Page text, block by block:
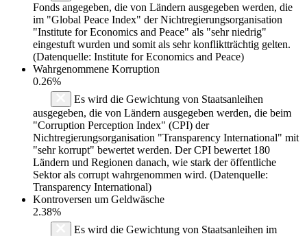
Fonds angegeben, die von Ländern ausgegeben werden, die
im "Global Peace Index" der Nichtregierungsorganisation
"Institute for Economics and Peace" als "sehr niedrig"
eingestuft wurden und somit als sehr konfliktträchtig gelten.
(Datenquelle: Institute for Economics and Peace)
Wahrgenommene Korruption
0.26%
Es wird die Gewichtung von Staatsanleihen
ausgegeben, die von Ländern ausgegeben werden, die beim
"Corruption Perception Index" (CPI) der
Nichtregierungsorganisation "Transparency International" mit
"sehr korrupt" bewertet werden. Der CPI bewertet 180
Ländern und Regionen danach, wie stark der öffentliche
Sektor als corrupt wahrgenommen wird. (Datenquelle:
Transparency International)
Kontroversen um Geldwäsche
2.38%
Es wird die Gewichtung von Staatsanleihen im